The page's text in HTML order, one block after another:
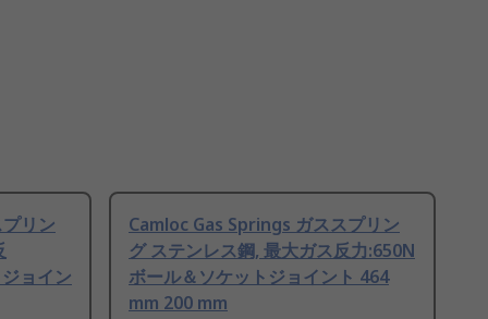
リン
ョイン
Camloc Gas Springs ガススプリン
グ ステンレス鋼, 最大ガス反力:650N
ボール＆ソケットジョイント 464
mm 200 mm